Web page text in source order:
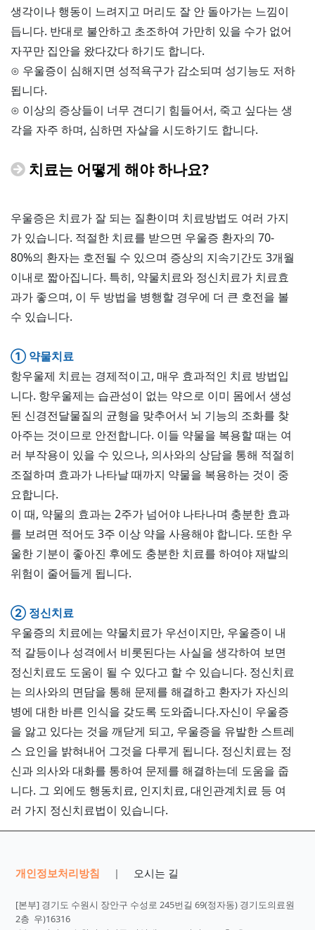
생각이나 행동이 느려지고 머리도 잘 안 돌아가는 느낌이
듭니다. 반대로 불안하고 초조하여 가만히 있을 수가 없어
자꾸만 집안을 왔다갔다 하기도 합니다.
⊙ 우울증이 심해지면 성적욕구가 감소되며 성기능도 저하
됩니다.
⊙ 이상의 증상들이 너무 견디기 힘들어서, 죽고 싶다는 생
각을 자주 하며, 심하면 자살을 시도하기도 합니다.
치료는 어떻게 해야 하나요?
우울증은 치료가 잘 되는 질환이며 치료방법도 여러 가지
가 있습니다. 적절한 치료를 받으면 우울증 환자의 70-
80%의 환자는 호전될 수 있으며 증상의 지속기간도 3개월
이내로 짧아집니다. 특히, 약물치료와 정신치료가 치료효
과가 좋으며, 이 두 방법을 병행할 경우에 더 큰 호전을 볼
수 있습니다.
① 약물치료
항우울제 치료는 경제적이고, 매우 효과적인 치료 방법입
니다. 항우울제는 습관성이 없는 약으로 이미 몸에서 생성
된 신경전달물질의 균형을 맞추어서 뇌 기능의 조화를 찾
아주는 것이므로 안전합니다. 이들 약물을 복용할 때는 여
러 부작용이 있을 수 있으나, 의사와의 상담을 통해 적절히
조절하며 효과가 나타날 때까지 약물을 복용하는 것이 중
요합니다.
이 때, 약물의 효과는 2주가 넘어야 나타나며 충분한 효과
를 보려면 적어도 3주 이상 약을 사용해야 합니다. 또한 우
울한 기분이 좋아진 후에도 충분한 치료를 하여야 재발의
위험이 줄어들게 됩니다.
② 정신치료
우울증의 치료에는 약물치료가 우선이지만, 우울증이 내
적 갈등이나 성격에서 비롯된다는 사실을 생각하여 보면
정신치료도 도움이 될 수 있다고 할 수 있습니다. 정신치료
는 의사와의 면담을 통해 문제를 해결하고 환자가 자신의
병에 대한 바른 인식을 갖도록 도와줍니다.자신이 우울증
을 앓고 있다는 것을 깨닫게 되고, 우울증을 유발한 스트레
스 요인을 밝혀내어 그것을 다루게 됩니다. 정신치료는 정
신과 의사와 대화를 통하여 문제를 해결하는데 도움을 줍
니다. 그 외에도 행동치료, 인지치료, 대인관계치료 등 여
러 가지 정신치료법이 있습니다.
개인정보처리방침 | 오시는 길
[본부] 경기도 수원시 장안구 수성로 245번길 69(정자동) 경기도의료원
2층 우)16316